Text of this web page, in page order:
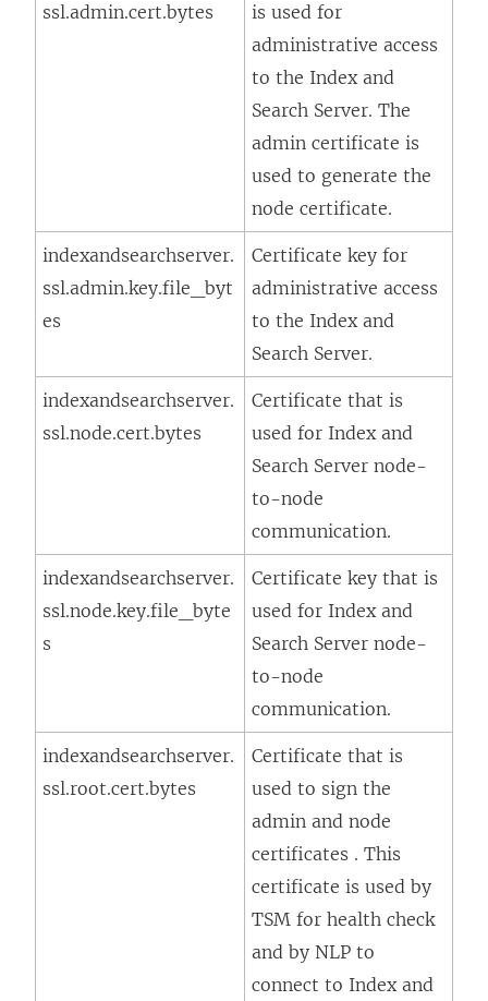
ssl.admin.cert.bytes
is used for
administrative access
to the Index and
Search Server. The
admin certificate is
used to generate the
node certificate.
indexandsearchserver.
ssl.admin.key.file_byt
es
Certificate key for
administrative access
to the Index and
Search Server.
indexandsearchserver.
ssl.node.cert.bytes
Certificate that is
used for Index and
Search Server node-
to-node
communication.
indexandsearchserver.
ssl.node.key.file_byte
s
Certificate key that is
used for Index and
Search Server node-
to-node
communication.
indexandsearchserver.
ssl.root.cert.bytes
Certificate that is
used to sign the
admin and node
certificates . This
certificate is used by
TSM for health check
and by NLP to
connect to Index and